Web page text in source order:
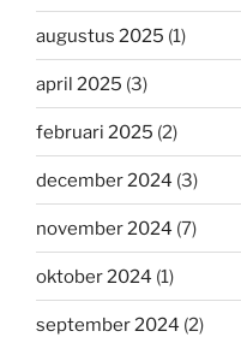
augustus 2025 (1)
april 2025 (3)
februari 2025 (2)
december 2024 (3)
november 2024 (7)
oktober 2024 (1)
september 2024 (2)